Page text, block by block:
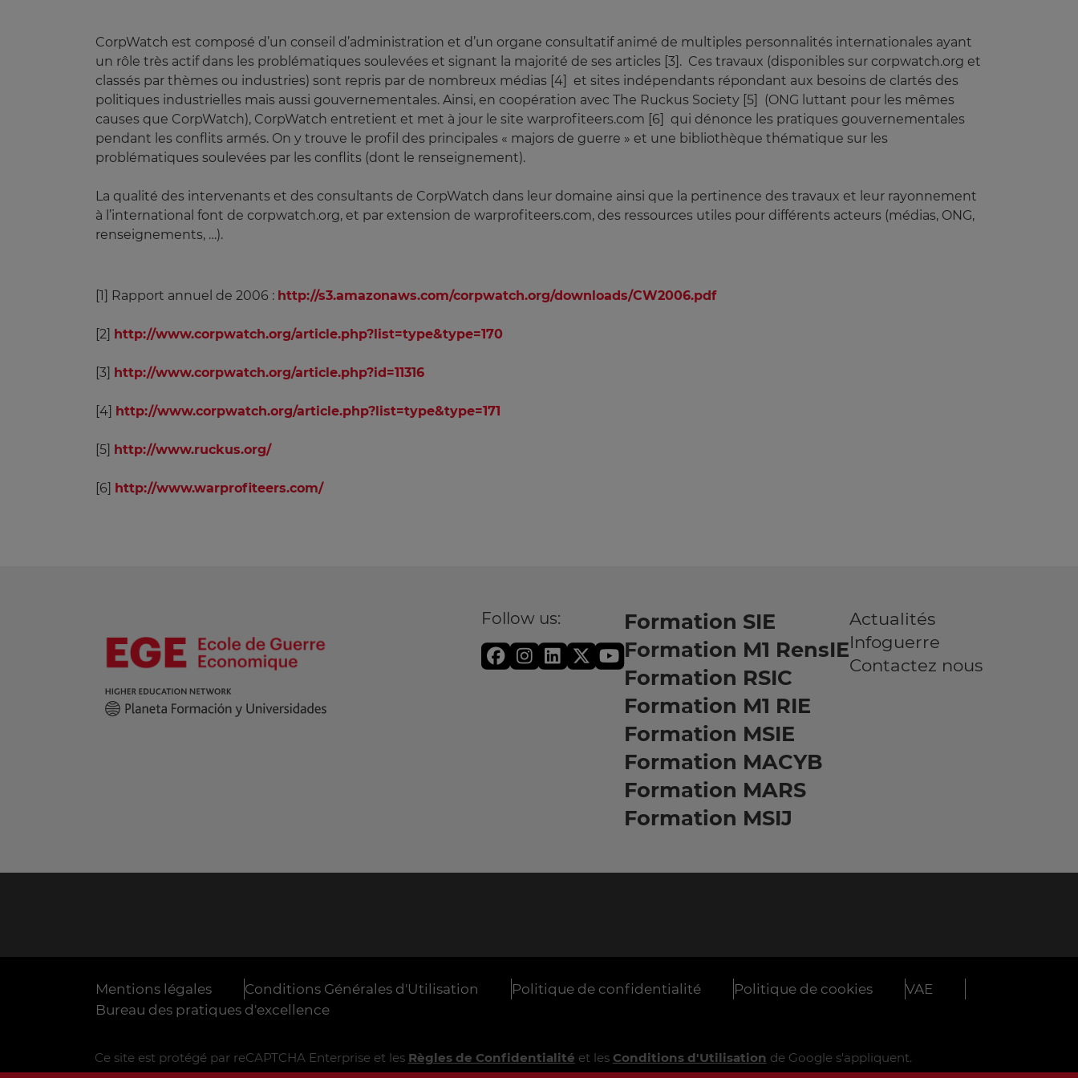
CorpWatch est composé d’un conseil d’administration et d’un organe consultatif animé de multiples personnalités internationales ayant
un rôle très actif dans les problématiques soulevées et signant la majorité de ses articles [3]. Ces travaux (disponibles sur corpwatch.org et
classés par thèmes ou industries) sont repris par de nombreux médias [4] et sites indépendants répondant aux besoins de clartés des
politiques industrielles mais aussi gouvernementales. Ainsi, en coopération avec The Ruckus Society [5] (ONG luttant pour les mêmes
causes que CorpWatch), CorpWatch entretient et met à jour le site warprofiteers.com [6] qui dénonce les pratiques gouvernementales
pendant les conflits armés. On y trouve le profil des principales « majors de guerre » et une bibliothèque thématique sur les
problématiques soulevées par les conflits (dont le renseignement).
La qualité des intervenants et des consultants de CorpWatch dans leur domaine ainsi que la pertinence des travaux et leur rayonnement
à l’international font de corpwatch.org, et par extension de warprofiteers.com, des ressources utiles pour différents acteurs (médias, ONG,
renseignements, …).
[1] Rapport annuel de 2006 : http://s3.amazonaws.com/corpwatch.org/downloads/CW2006.pdf
[2] http://www.corpwatch.org/article.php?list=type&type=170
[3] http://www.corpwatch.org/article.php?id=11316
[4] http://www.corpwatch.org/article.php?list=type&type=171
[5] http://www.ruckus.org/
[6] http://www.warprofiteers.com/
Follow us:
Formation SIE
Formation M1 RensIE
Formation RSIC
Formation M1 RIE
Formation MSIE
Formation MACYB
Formation MARS
Formation MSIJ
Actualités
Infoguerre
Contactez nous
Mentions légales Conditions Générales d'Utilisation Politique de confidentialité Politique de cookies
VAE
Bureau des pratiques d'excellence
Ce site est protégé par reCAPTCHA Enterprise et les Règles de Confidentialité et les Conditions d'Utilisation de Google s'appliquent.